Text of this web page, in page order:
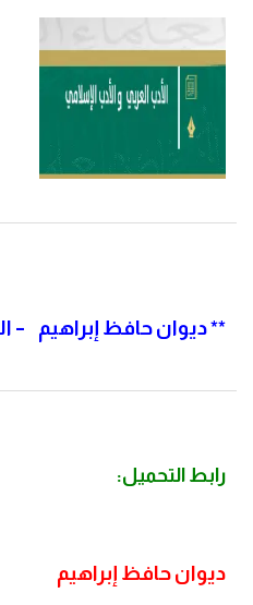
**ديوان حافظ إبراهيم –
رابط التحميل:
ديوان حافظ إبراهيم